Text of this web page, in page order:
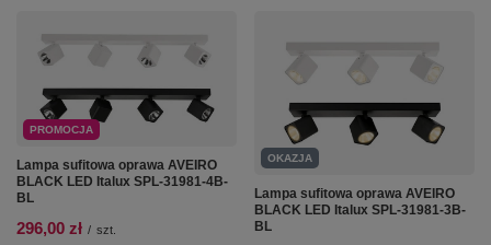
PROMOCJA
Lampa sufitowa oprawa AVEIRO
BLACK LED Italux SPL-31981-4B-
BL
296,00 zł / szt.
OKAZJA
Lampa sufitowa oprawa AVEIRO
BLACK LED Italux SPL-31981-3B-
BL